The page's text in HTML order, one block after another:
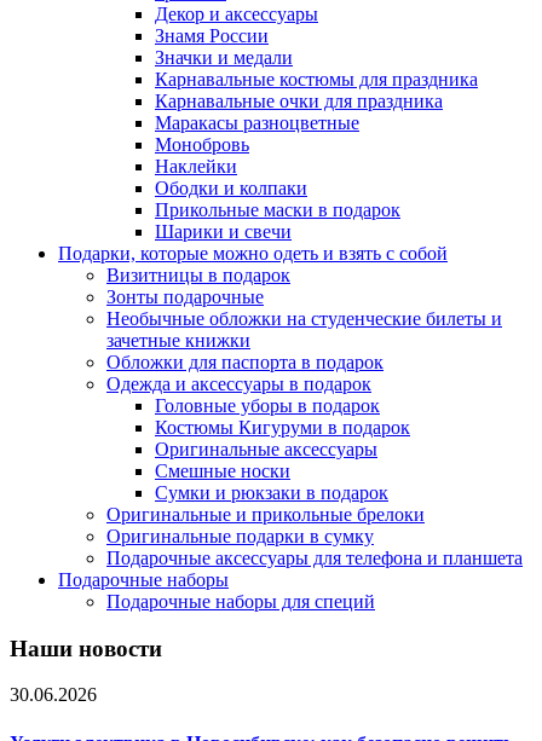
Декор и аксессуары
Знамя России
Значки и медали
Карнавальные костюмы для праздника
Карнавальные очки для праздника
Маракасы разноцветные
Монобровь
Наклейки
Ободки и колпаки
Прикольные маски в подарок
Шарики и свечи
Подарки, которые можно одеть и взять с собой
Визитницы в подарок
Зонты подарочные
Необычные обложки на студенческие билеты и
зачетные книжки
Обложки для паспорта в подарок
Одежда и аксессуары в подарок
Головные уборы в подарок
Костюмы Кигуруми в подарок
Оригинальные аксессуары
Смешные носки
Сумки и рюкзаки в подарок
Оригинальные и прикольные брелоки
Оригинальные подарки в сумку
Подарочные аксессуары для телефона и планшета
Подарочные наборы
Подарочные наборы для специй
Наши новости
30.06.2026